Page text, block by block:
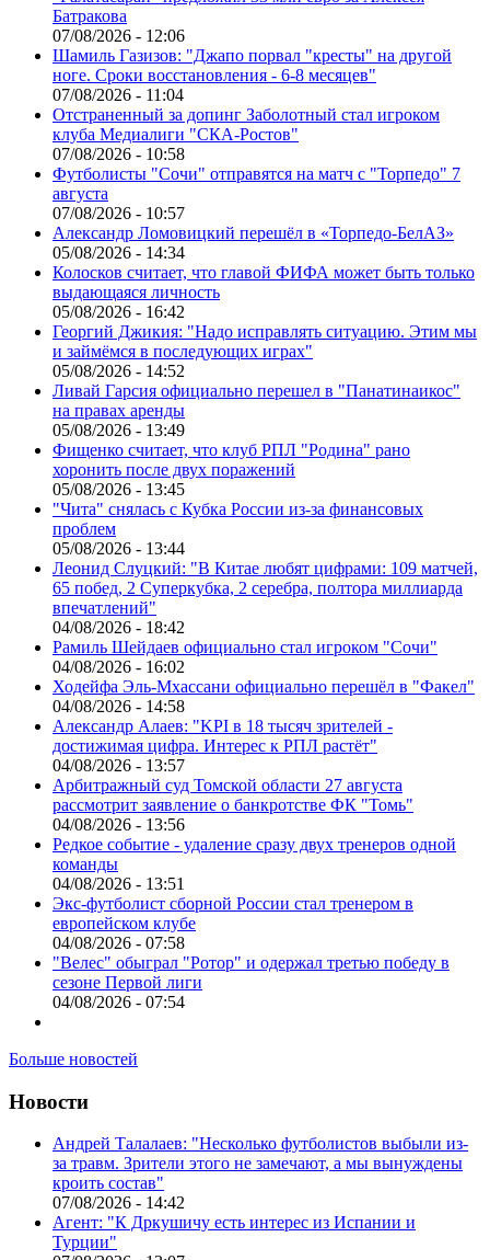
Батракова
07/08/2026 - 12:06
Шамиль Газизов: "Джапо порвал "кресты" на другой
ноге. Сроки восстановления - 6-8 месяцев"
07/08/2026 - 11:04
Отстраненный за допинг Заболотный стал игроком
клуба Медиалиги "СКА-Ростов"
07/08/2026 - 10:58
Футболисты "Сочи" отправятся на матч с "Торпедо" 7
августа
07/08/2026 - 10:57
Александр Ломовицкий перешёл в «Торпедо-БелАЗ»
05/08/2026 - 14:34
Колосков считает, что главой ФИФА может быть только
выдающаяся личность
05/08/2026 - 16:42
Георгий Джикия: "Надо исправлять ситуацию. Этим мы
и займёмся в последующих играх"
05/08/2026 - 14:52
Ливай Гарсия официально перешел в "Панатинаикос"
на правах аренды
05/08/2026 - 13:49
Фищенко считает, что клуб РПЛ "Родина" рано
хоронить после двух поражений
05/08/2026 - 13:45
"Чита" снялась с Кубка России из-за финансовых
проблем
05/08/2026 - 13:44
Леонид Слуцкий: "В Китае любят цифрами: 109 матчей,
65 побед, 2 Суперкубка, 2 серебра, полтора миллиарда
впечатлений"
04/08/2026 - 18:42
Рамиль Шейдаев официально стал игроком "Сочи"
04/08/2026 - 16:02
Ходейфа Эль-Мхассани официально перешёл в "Факел"
04/08/2026 - 14:58
Александр Алаев: "KPI в 18 тысяч зрителей -
достижимая цифра. Интерес к РПЛ растёт"
04/08/2026 - 13:57
Арбитражный суд Томской области 27 августа
рассмотрит заявление о банкротстве ФК "Томь"
04/08/2026 - 13:56
Редкое событие - удаление сразу двух тренеров одной
команды
04/08/2026 - 13:51
Экс-футболист сборной России стал тренером в
европейском клубе
04/08/2026 - 07:58
"Велес" обыграл "Ротор" и одержал третью победу в
сезоне Первой лиги
04/08/2026 - 07:54
Больше новостей
Новости
Андрей Талалаев: "Несколько футболистов выбыли из-
за травм. Зрители этого не замечают, а мы вынуждены
кроить состав"
07/08/2026 - 14:42
Агент: "К Дркушичу есть интерес из Испании и
Турции"